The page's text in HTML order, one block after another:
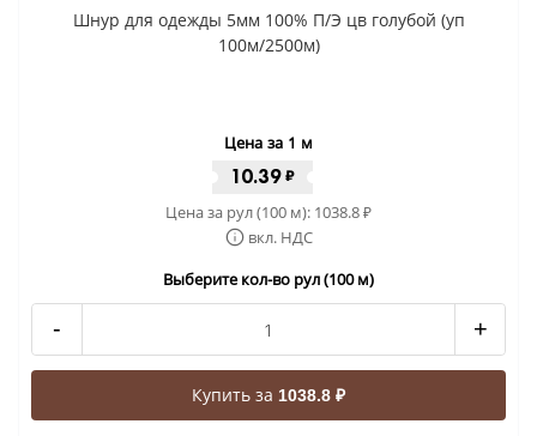
Шнур для одежды 5мм 100% П/Э цв голубой (уп
100м/2500м)
Цена за 1 м
10.39₽
Цена за рул (100 м): 1038.8₽
вкл. НДС
Выберите кол-во рул (100 м)
- +
Купить за 1038.8 ₽